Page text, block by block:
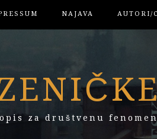
NAJAVA AUTORI/
za društvenu